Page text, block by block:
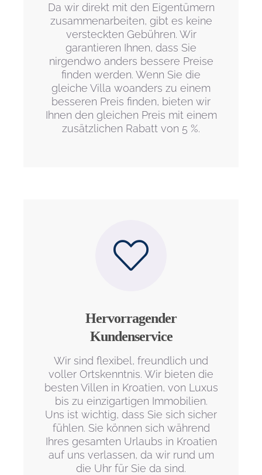
Da wir direkt mit den Eigentümern
zusammenarbeiten, gibt es keine
versteckten Gebühren. Wir
garantieren Ihnen, dass Sie
nirgendwo anders bessere Preise
finden werden. Wenn Sie die
gleiche Villa woanders zu einem
besseren Preis finden, bieten wir
Ihnen den gleichen Preis mit einem
zusätzlichen Rabatt von 5 %.
Hervorragender
Kundenservice
Wir sind flexibel, freundlich und
voller Ortskenntnis. Wir bieten die
besten Villen in Kroatien, von Luxus
bis zu einzigartigen Immobilien.
Uns ist wichtig, dass Sie sich sicher
fühlen. Sie können sich während
Ihres gesamten Urlaubs in Kroatien
auf uns verlassen, da wir rund um
die Uhr für Sie da sind.